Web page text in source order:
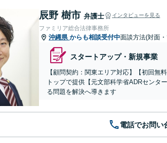
辰野 樹市 弁護士 インタビューを見る
ファミリア総合法律事務所
沖縄県 からも相談受付中面談方法(対面
スタートアップ・新規事業
【顧問契約：関東エリア対応】【初回無
トップで提供【元文部科学省ADRセンタ
る問題を解決へ導きます
電話でお問い